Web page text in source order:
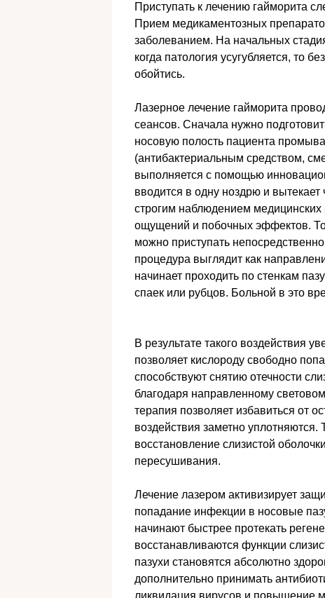
Приступать к лечению гайморита
Прием медикаментозных
заболеванием. На начальных
когда патология усугубляется, то
обойтись.
Лазерное лечение гайморита
сеансов. Сначала нужно
носовую полость пациента
(антибактериальным средством,
выполняется с помощью
вводится в одну ноздрю и
строгим наблюдением
ощущений и побочных эффектов.
можно приступать
процедура выглядит как
начинает проходить по стенкам
спаек или рубцов. Больной в это
В результате такого воздействия
позволяет кислороду свободно
способствуют снятию отечности
благодаря направленному
терапия позволяет избавиться от
воздействия заметно
восстановление слизистой
пересушивания.
Лечение лазером активизирует
попадание инфекции в носовые
начинают быстрее протекать
восстанавливаются функции
пазухи становятся абсолютно
дополнительно принимать
ликвидация вирусов и повышение